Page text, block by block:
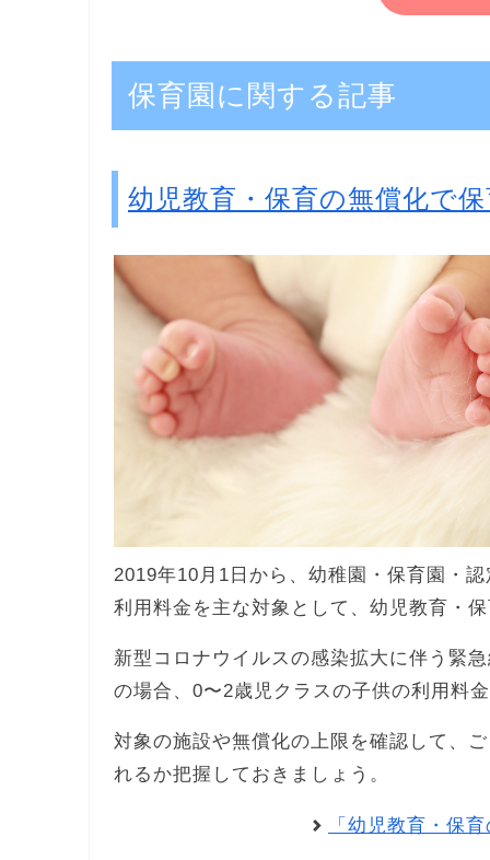
保育園に関する記事
幼児教育・保育の無償化で
2019年10月1日から、幼稚園・保育園・
利用料金を主な対象として、幼児教育・
新型コロナウイルスの感染拡大に伴う緊
の場合、0〜2歳児クラスの子供の利用料
対象の施設や無償化の上限を確認して、
れるか把握しておきましょう。
「幼児教育・保